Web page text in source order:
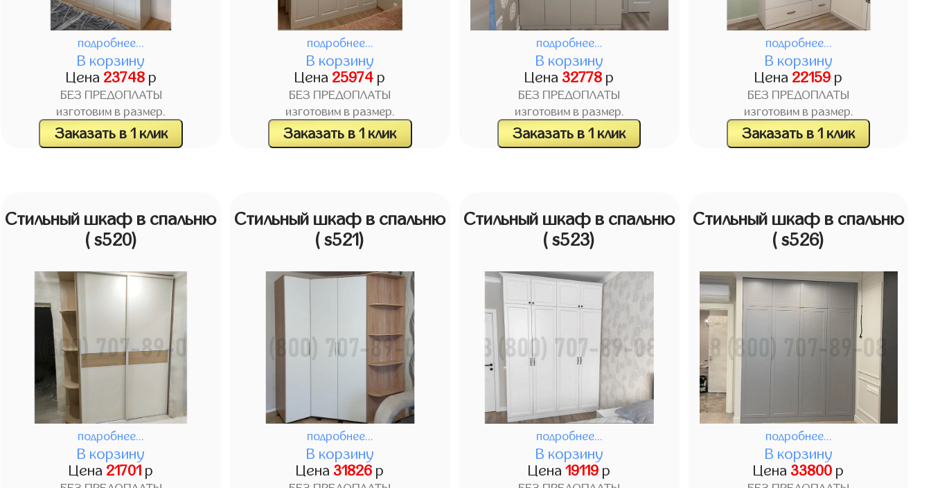
подробнее...
В корзину
Цена 23748р
БЕЗ ПРЕДОПЛАТЫ
изготовим в размер.
Заказать в 1 клик
подробнее...
В корзину
Цена 25974 р
БЕЗ ПРЕДОПЛАТЫ
изготовим в размер.
Заказать в 1 клик
подробнее...
В корзину
Цена 32778 р
БЕЗ ПРЕДОПЛАТЫ
изготовим в размер.
Заказать в 1 клик
подробнее...
В корзину
Цена 22159 р
БЕЗ ПРЕДОПЛАТЫ
изготовим в размер.
Заказать в 1 клик
Стильный шкаф в спальню
( s520)
подробнее...
В корзину
Цена 21701 р
Стильный шкаф в спальню
( s521)
подробнее...
В корзину
Цена 31826 р
Стильный шкаф в спальню
( s523)
подробнее...
В корзину
Цена19119 р
Стильный шкаф в спальню
( s526)
подробнее...
В корзину
Цена 33800 р